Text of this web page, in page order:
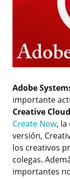
Adobe
importante
Creative Cloud
Create Now, la
versión,
los creativos
colegas.
importantes